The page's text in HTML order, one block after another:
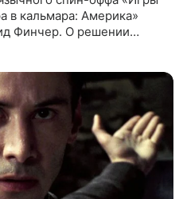
в кальмара: Америка»
Финчер. О решении